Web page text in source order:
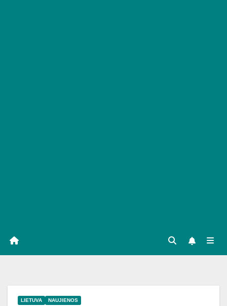
LIETUVA NAUJIENOS